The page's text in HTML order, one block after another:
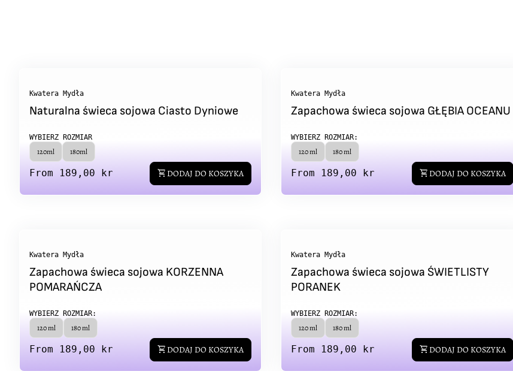
Kwatera Mydła
Naturalna świeca sojowa Ciasto Dyniowe
WYBIERZ ROZMIAR
120ml 180ml
Regular price
From 189,00 kr shopping_cart DODAJ DO KOSZYKA
Kwatera Mydła
Zapachowa świeca sojowa GŁĘBIA OCEANU
WYBIERZ ROZMIAR:
120 ml 180 ml
Regular price
From 189,00 kr shopping_cart DODAJ DO KOSZYKA
Kwatera Mydła
Zapachowa świeca sojowa KORZENNA
POMARAŃCZA
WYBIERZ ROZMIAR:
120 ml 180 ml
Regular price
From 189,00 kr shopping_cart DODAJ DO KOSZYKA
Kwatera Mydła
Zapachowa świeca sojowa ŚWIETLISTY
PORANEK
WYBIERZ ROZMIAR:
120 ml 180 ml
Regular price
From 189,00 kr shopping_cart DODAJ DO KOSZYKA